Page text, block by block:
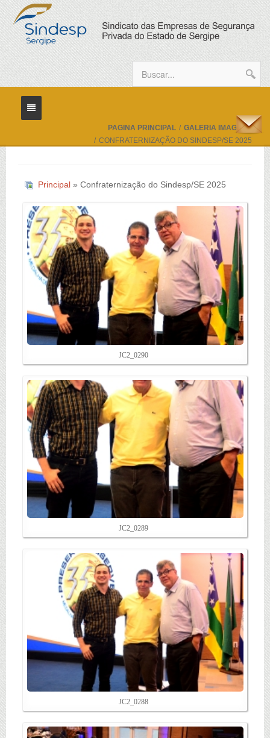
Sindicato
Diretoria
Sindicalize
Eventos
Notícias
Galeria Imagens
PAGINA PRINCIPAL / GALERIA IMAGENS
/ CONFRATERNIZAÇÃO DO SINDESP/SE 2025
Principal » Confraternização do Sindesp/SE 2025
JC2_0290
JC2_0289
JC2_0288